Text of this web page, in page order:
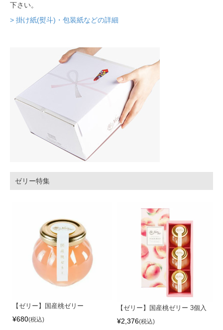
下さい。
> 掛け紙(熨斗)・包装紙などの詳細
ゼリー特集
【ゼリー】国産桃ゼリー
¥680 税込
【ゼリー】国産桃ゼリー 3個入
¥2,376 税込